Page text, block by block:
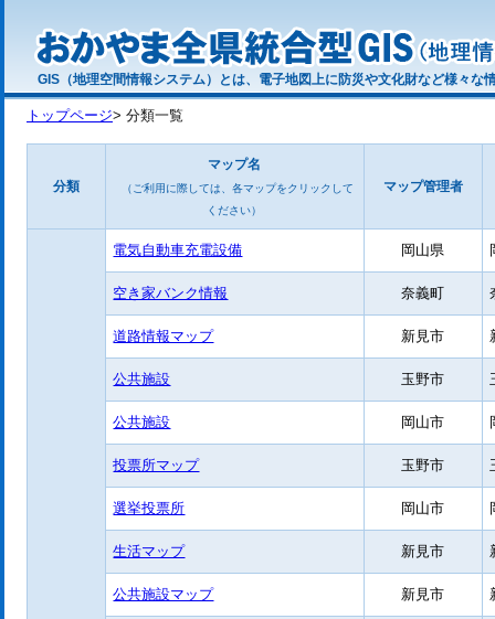
GIS（地理空間情報システム）とは、電子地図上に防災や文化財など様々な
トップページ> 分類一覧
分類
マップ名
（ご利用に際しては、各マップをクリックして
ください）
マップ管理者
電気自動車充電設備 岡山県
空き家バンク情報 奈義町
道路情報マップ 新見市
公共施設 玉野市
公共施設 岡山市
投票所マップ 玉野市
選挙投票所 岡山市
生活マップ 新見市
公共施設マップ 新見市